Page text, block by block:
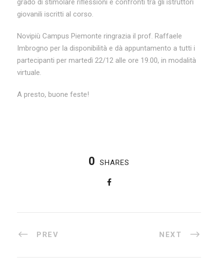
grado di stimolare riflessioni e confronti tra gli istruttori
giovanili iscritti al corso.
Novipiù Campus Piemonte ringrazia il prof. Raffaele
Imbrogno per la disponibilità e dà appuntamento a tutti i
partecipanti per martedì 22/12 alle ore 19.00, in modalità
virtuale.
A presto, buone feste!
0 SHARES
PREV NEXT